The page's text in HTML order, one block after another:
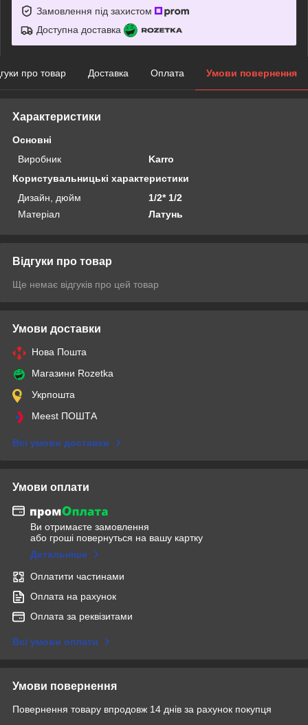
Замовлення під захистом
Доступна доставка
про товар Доставка Оплата Умови повернення
Характеристики
Основні
Виробник
Karro
Користувальницькі характеристики
Дизайн, дюйм
1/2* 1/2
Матеріал
Латунь
Відгуки про товар
Ще немає відгуків про цей товар
Умови доставки
Нова Пошта
Магазини Rozetka
Укрпошта
Meest ПОШТА
Всі умови доставки
Умови оплати
Ви отримаєте замовлення
або гроші повернуться на вашу картку
Детальніше
Оплатити частинами
Оплата на рахунок
Оплата за реквізитами
Всі умови оплати
Умови повернення
Повернення товару впродовж 14 днів за рахунок покупця